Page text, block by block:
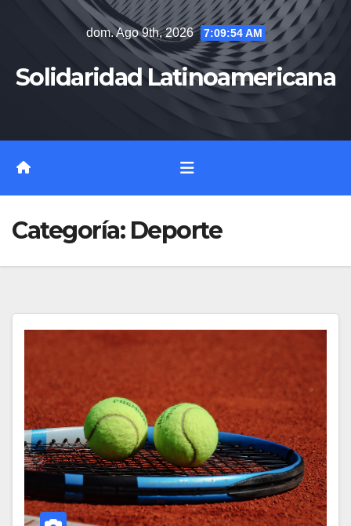
dom. Ago 9th, 2026 7:09:55 AM
Solidaridad Latinoamericana
Categoría: Deporte